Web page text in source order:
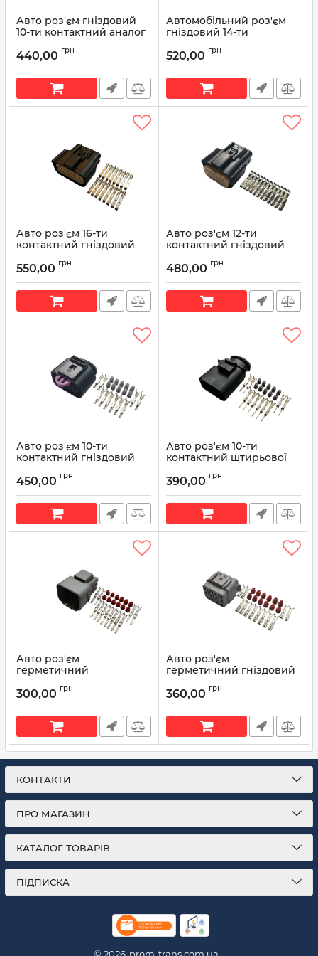
Авто роз'єм гніздовий
10-ти контактний аналог
Артикул: 7283-8856-30
440,00 грн
Автомобільний роз'єм
гніздовий 14-ти
Volkswagen 1J0 973 737
Артикул: 1J0 973 737
520,00 грн
Авто роз'єм 16-ти
контактний гніздовий
033472-1601
Артикул: 033472-1601
550,00 грн
Авто роз'єм 12-ти
контактний гніздовий
033472-1201
Артикул: 033472-1201
480,00 грн
Авто роз'єм 10-ти
контактний гніздовий
1J0 973 715
Артикул: 1J0 973 715
450,00 грн
Авто роз'єм 10-ти
контактний штирьової
6X0 973 815
Артикул: 6X0 973 815
390,00 грн
Авто роз'єм
герметичний
контактний аналог
Артикул: 6188-0375
300,00 грн
Авто роз'єм
герметичний гніздовий
Sumitomo 6181-2459
Артикул: 6181-2459
360,00 грн
КОНТАКТИ
ПРО МАГАЗИН
КАТАЛОГ ТОВАРІВ
ПІДПИСКА